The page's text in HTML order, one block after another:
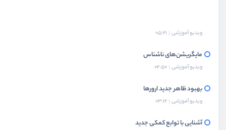
ویدیو آموزشی 05:21
مایگریشن‌های ناشناس
ویدیو آموزشی 02:50
بهبود ظاهر جدید ارورها
ویدیو آموزشی 03:12
آشنایی با توابع کمکی جدید